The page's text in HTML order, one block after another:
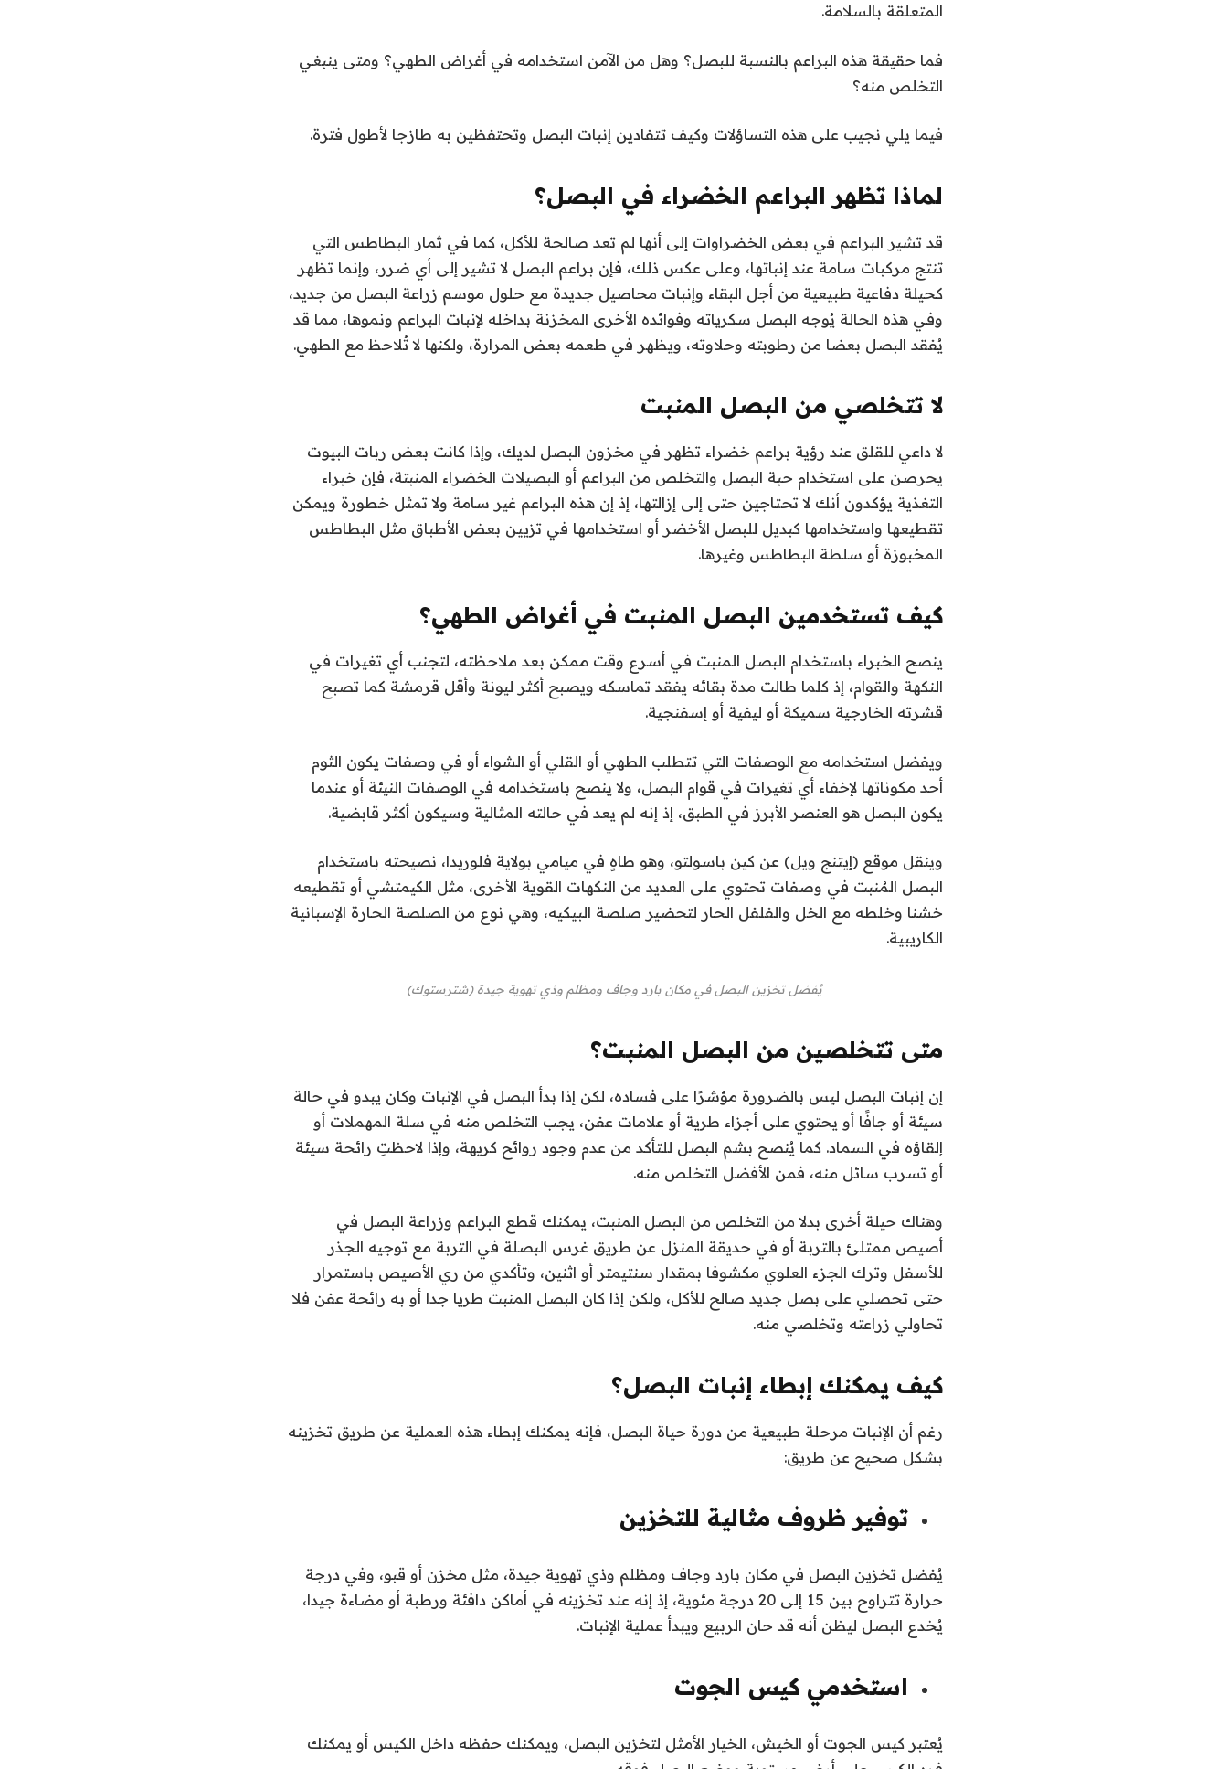
المتعلقة بالسلامة.
فما حقيقة هذه البراعم بالنسبة للبصل؟ وهل من الآمن استخدامه في أغراض الطهي؟ ومتى ينبغي
التخلص منه؟
فيما يلي نجيب على هذه التساؤلات وكيف تتفادين إنبات البصل وتحتفظين به طازجا لأطول فترة.
لماذا تظهر البراعم الخضراء في البصل؟
قد تشير البراعم في بعض الخضراوات إلى أنها لم تعد صالحة للأكل، كما في ثمار البطاطس التي
تنتج مركبات سامة عند إنباتها، وعلى عكس ذلك، فإن براعم البصل لا تشير إلى أي ضرر، وإنما تظهر
كحيلة دفاعية طبيعية من أجل البقاء وإنبات محاصيل جديدة مع حلول موسم زراعة البصل من جديد،
وفي هذه الحالة يُوجه البصل سكرياته وفوائده الأخرى المخزنة بداخله لإنبات البراعم ونموها، مما قد
يُفقد البصل بعضا من رطوبته وحلاوته، ويظهر في طعمه بعض المرارة، ولكنها لا تُلاحظ مع الطهي.
لا تتخلصي من البصل المنبت
لا داعي للقلق عند رؤية براعم خضراء تظهر في مخزون البصل لديك، وإذا كانت بعض ربات البيوت
يحرصن على استخدام حبة البصل والتخلص من البراعم أو البصيلات الخضراء المنبتة، فإن خبراء
التغذية يؤكدون أنك لا تحتاجين حتى إلى إزالتها، إذ إن هذه البراعم غير سامة ولا تمثل خطورة ويمكن
تقطيعها واستخدامها كبديل للبصل الأخضر أو استخدامها في تزيين بعض الأطباق مثل البطاطس
المخبوزة أو سلطة البطاطس وغيرها.
كيف تستخدمين البصل المنبت في أغراض الطهي؟
ينصح الخبراء باستخدام البصل المنبت في أسرع وقت ممكن بعد ملاحظته، لتجنب أي تغيرات في
النكهة والقوام، إذ كلما طالت مدة بقائه يفقد تماسكه ويصبح أكثر ليونة وأقل قرمشة كما تصبح
قشرته الخارجية سميكة أو ليفية أو إسفنجية.
ويفضل استخدامه مع الوصفات التي تتطلب الطهي أو القلي أو الشواء أو في وصفات يكون الثوم
أحد مكوناتها لإخفاء أي تغيرات في قوام البصل، ولا ينصح باستخدامه في الوصفات النيئة أو عندما
يكون البصل هو العنصر الأبرز في الطبق، إذ إنه لم يعد في حالته المثالية وسيكون أكثر قابضية.
وينقل موقع (إيتنج ويل) عن كين باسولتو، وهو طاهٍ في ميامي بولاية فلوريدا، نصيحته باستخدام
البصل المُنبت في وصفات تحتوي على العديد من النكهات القوية الأخرى، مثل الكيمتشي أو تقطيعه
خشنا وخلطه مع الخل والفلفل الحار لتحضير صلصة البيكيه، وهي نوع من الصلصة الحارة الإسبانية
الكاريبية.
يُفضل تخزين البصل في مكان بارد وجاف ومظلم وذي تهوية جيدة (شترستوك)
متى تتخلصين من البصل المنبت؟
إن إنبات البصل ليس بالضرورة مؤشرًا على فساده، لكن إذا بدأ البصل في الإنبات وكان يبدو في حالة
سيئة أو جافًا أو يحتوي على أجزاء طرية أو علامات عفن، يجب التخلص منه في سلة المهملات أو
إلقاؤه في السماد. كما يُنصح بشم البصل للتأكد من عدم وجود روائح كريهة، وإذا لاحظتِ رائحة سيئة
أو تسرب سائل منه، فمن الأفضل التخلص منه.
وهناك حيلة أخرى بدلا من التخلص من البصل المنبت، يمكنك قطع البراعم وزراعة البصل في
أصيص ممتلئ بالتربة أو في حديقة المنزل عن طريق غرس البصلة في التربة مع توجيه الجذر
للأسفل وترك الجزء العلوي مكشوفا بمقدار سنتيمتر أو اثنين، وتأكدي من ري الأصيص باستمرار
حتى تحصلي على بصل جديد صالح للأكل، ولكن إذا كان البصل المنبت طريا جدا أو به رائحة عفن فلا
تحاولي زراعته وتخلصي منه.
كيف يمكنك إبطاء إنبات البصل؟
رغم أن الإنبات مرحلة طبيعية من دورة حياة البصل، فإنه يمكنك إبطاء هذه العملية عن طريق تخزينه
بشكل صحيح عن طريق:
توفير ظروف مثالية للتخزين
يُفضل تخزين البصل في مكان بارد وجاف ومظلم وذي تهوية جيدة، مثل مخزن أو قبو، وفي درجة
حرارة تتراوح بين 15 إلى 20 درجة مئوية، إذ إنه عند تخزينه في أماكن دافئة ورطبة أو مضاءة جيدا،
يُخدع البصل ليظن أنه قد حان الربيع ويبدأ عملية الإنبات.
استخدمي كيس الجوت
يُعتبر كيس الجوت أو الخيش، الخيار الأمثل لتخزين البصل، ويمكنك حفظه داخل الكيس أو يمكنك